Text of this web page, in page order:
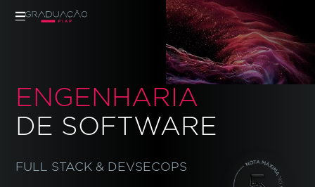
04JORNADA 360°
05TURMAS
VER MAIS CURSOS
ENGENHARIA
DE SOFTWARE
FULL STACK & DEVSECOPS